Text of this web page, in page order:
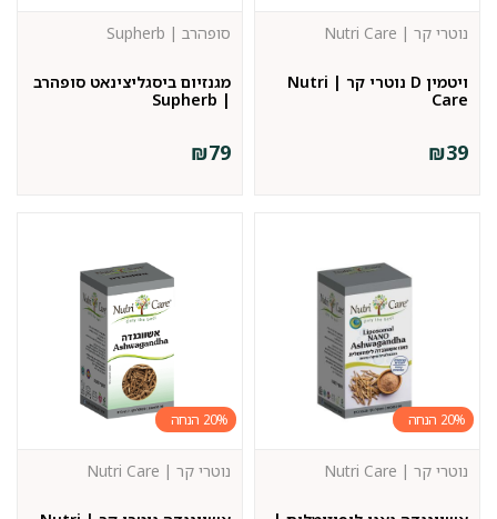
ויטמין D נוטרי קר | Nutri
Care
נוטרי קר | Nutri Care
₪39
מגנזיום ביסגליצינאט סופהרב
| Supherb
סופהרב | Supherb
₪79
20%
נוטרי קר | Nutri Care
20%
נוטרי קר | Nutri Care